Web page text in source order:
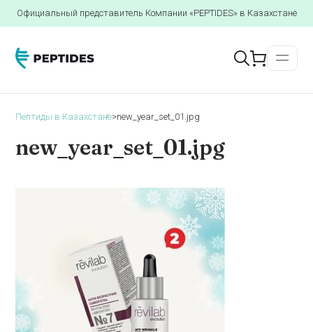
Официальный представитель Компании «PEPTIDES» в Казахстане
Пептиды в Казахстане>new_year_set_01.jpg
new_year_set_01.jpg